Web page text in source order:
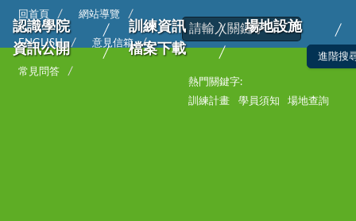
回首頁 網站導覽
ENGLISH 意見信箱
常見問答
熱門關鍵字:
訓練計畫
學員須知 場地查詢
認識學院 訓練資訊
場地設施
資訊公開
檔案下載